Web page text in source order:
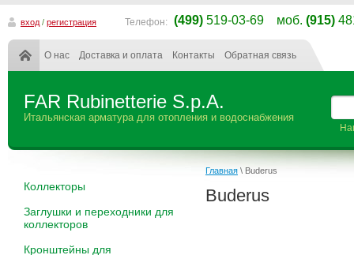
вход / регистрация Телефон: (499) 519-03-69 моб. (915)
О нас Доставка и оплата Контакты Обратная связь
FAR Rubinetterie S.p.A.
Итальянская арматура для отопления и водоснабжения
Коллекторы
Заглушки и переходники для
коллекторов
Кронштейны для
Главная \ Buderus
Buderus